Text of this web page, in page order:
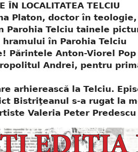
ÎN LOCALITATEA TELCIU
Platon, doctor în
Parohia Telciu tainele
hramului în Parohia Telciu
Părintele Anton-Viorel
Andrei, pentru
arhierească la Telciu.
Bistriţeanul s-a rugat la
Valeria Peter Predescu